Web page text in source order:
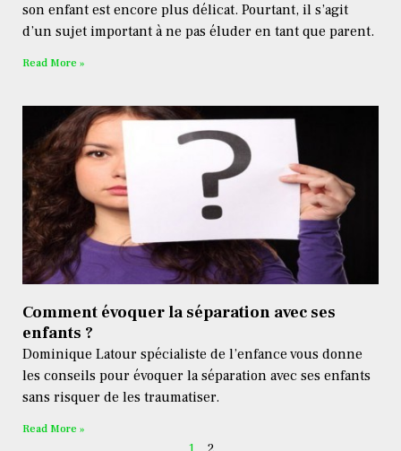
son enfant est encore plus délicat. Pourtant, il s’agit
d’un sujet important à ne pas éluder en tant que parent.
Read More »
Comment évoquer la séparation avec ses
enfants ?
Dominique Latour spécialiste de l’enfance vous donne
les conseils pour évoquer la séparation avec ses enfants
sans risquer de les traumatiser.
Read More »